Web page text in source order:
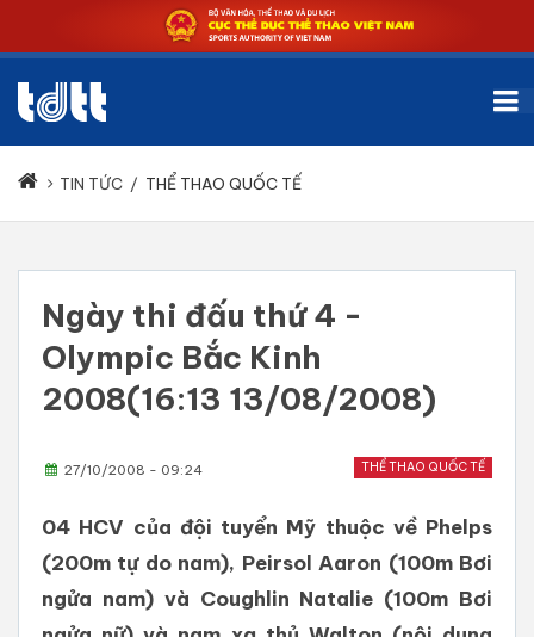
TIN TỨC / THỂ THAO QUỐC TẾ
Ngày thi đấu thứ 4 -
Olympic Bắc Kinh
2008(16:13 13/08/2008)
THỂ THAO QUỐC TẾ
27/10/2008 - 09:24
04 HCV của đội tuyển Mỹ thuộc về Phelps
(200m tự do nam), Peirsol Aaron (100m Bơi
ngửa nam) và Coughlin Natalie (100m Bơi